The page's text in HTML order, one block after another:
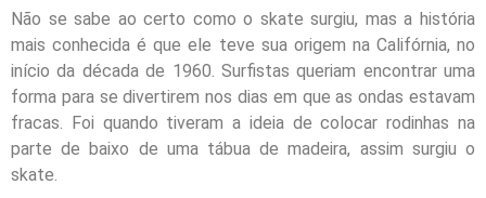
Não se sabe ao certo como o skate surgiu, mas a história
mais conhecida é que ele teve sua origem na Califórnia, no
início da década de 1960. Surfistas queriam encontrar uma
forma para se divertirem nos dias em que as ondas estavam
fracas. Foi quando tiveram a ideia de colocar rodinhas na
parte de baixo de uma tábua de madeira, assim surgiu o
skate.